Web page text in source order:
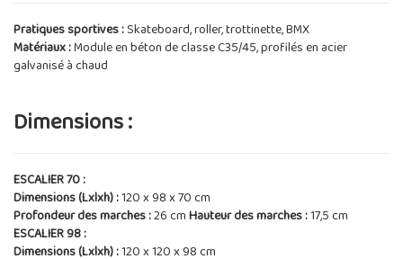
Pratiques sportives :Skateboard, roller, trottinette, BMX
Matériaux :Module en béton de classe C35/45, profilés en acier
galvanisé à chaud
Dimensions :
ESCALIER 70 :
Dimensions (Lxlxh) :120 x 98 x 70 cm
Profondeur des marches :26 cmHauteur des marches :17,5 cm
ESCALIER 98 :
Dimensions (Lxlxh) :120 x 120 x 98 cm